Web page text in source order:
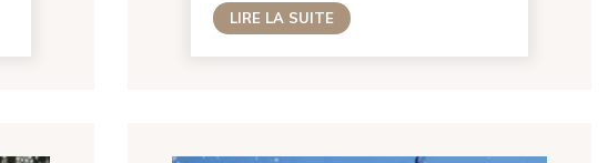
LIRE LA SUITE